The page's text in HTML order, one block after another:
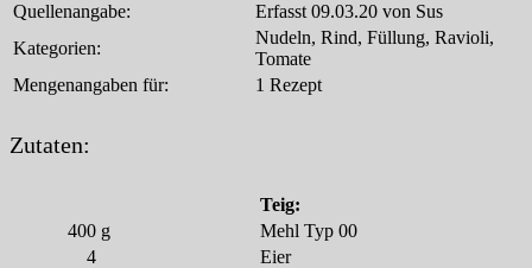
Quellenangabe:
Erfasst 09.03.20 von Sus
Kategorien:
Nudeln, Rind, Füllung, Ravioli,
Tomate
Mengenangaben für:
1 Rezept
Zutaten:
Teig:
400 g
Mehl Typ 00
4
Eier